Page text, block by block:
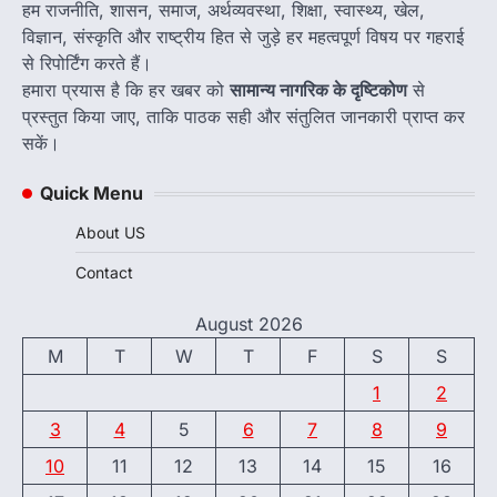
हम राजनीति, शासन, समाज, अर्थव्यवस्था, शिक्षा, स्वास्थ्य, खेल,
विज्ञान, संस्कृति और राष्ट्रीय हित से जुड़े हर महत्वपूर्ण विषय पर गहराई
से रिपोर्टिंग करते हैं।
हमारा प्रयास है कि हर खबर कोसामान्य नागरिक के दृष्टिकोणसे
प्रस्तुत किया जाए, ताकि पाठक सही और संतुलित जानकारी प्राप्त कर
सकें।
Quick Menu
About US
Contact
August 2026
M
T W T F S
S
1
2
3
4 5 6 7 8
9
10
11 12 13 14 15
16